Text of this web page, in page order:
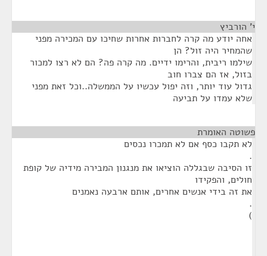
י' הורביץ
אחה יודע מה קרה לחברות אחרות שחיכו עם המכירה מפני
שהמחיר היה זול? הן
שילמו ריבית, והרימו ידיים. מה קרה פה? הם לא רצו למכור
בזול, אז הם צברו חוב
גדול עוד יותר, וזה יפול עכשיו על הממשלה..וכל זאת מפני
שלא עמדו על תביעה
פשוטה האומרת
לא תקבו כסף אם לא תמכרו נכסים
.
זו הסיבה שבגללה הוציאו את מנגנון המבירה מידיה של קופת
חולים, והפקידו
את זה בידי אנשים אחרים, אותם ארבעה נאמנים
.
)